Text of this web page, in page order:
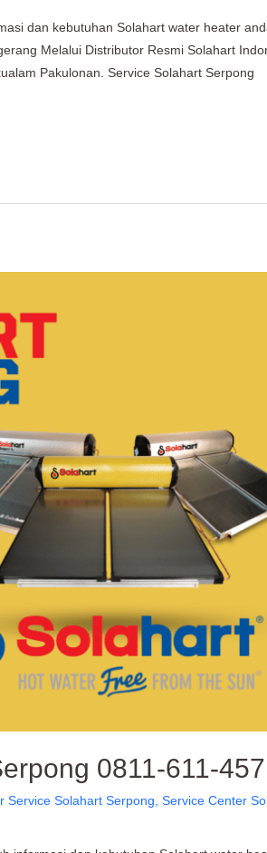
dan kebutuhan Solahart water heater
Melalui Distributor Resmi Solahart
Pakulonan. Service Solahart Serpong
0811-611-457
Service Solahart Serpong ,Service Center